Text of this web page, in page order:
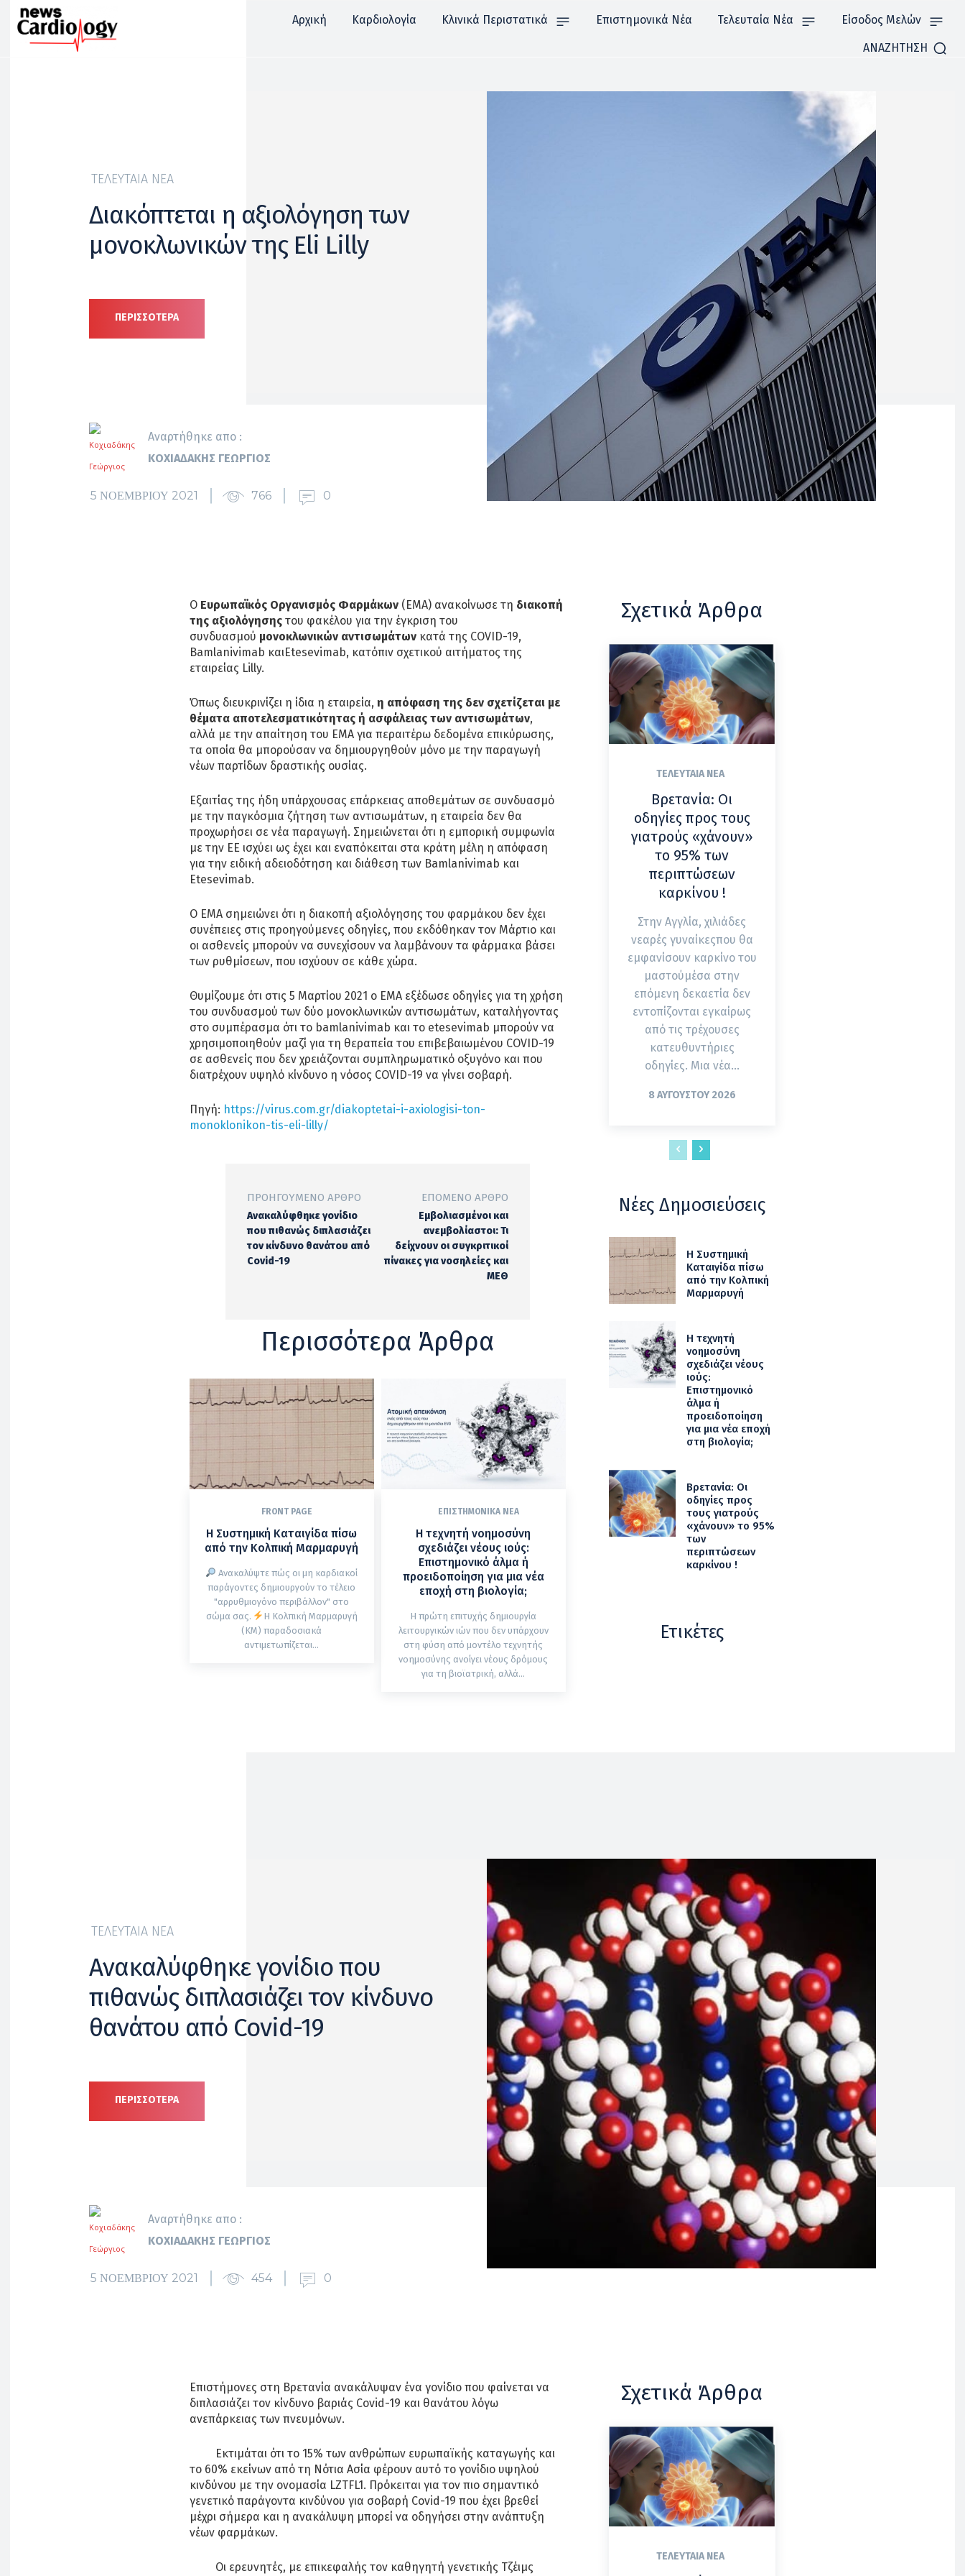
Αρχική Καρδιολογία Κλινικά Περιστατικά Επιστημονικά Νέα Τελευταία Νέα Είσοδος Μελών
ΑΝΑΖΗΤΗΣΗ
ΤΕΛΕΥΤΑΊΑ ΝΈΑ
Διακόπτεται η αξιολόγηση των
μονοκλωνικών της Eli Lilly
ΠΕΡΙΣΣΟΤΕΡΑ
Αναρτήθηκε απο :
ΚΟΧΙΑΔΆΚΗΣ ΓΕΏΡΓΙΟΣ
5 ΝΟΕΜΒΡΊΟΥ 2021 766 0
Ο Ευρωπαϊκός Οργανισμός Φαρμάκων (ΕΜΑ) ανακοίνωσε τη διακοπή
της αξιολόγησης του φακέλου για την έγκριση του
συνδυασμού μονοκλωνικών αντισωμάτων κατά της COVID-19,
Bamlanivimab καιEtesevimab, κατόπιν σχετικού αιτήματος της
εταιρείας Lilly.
Όπως διευκρινίζει η ίδια η εταιρεία, η απόφαση της δεν σχετίζεται με
θέματα αποτελεσματικότητας ή ασφάλειας των αντισωμάτων,
αλλά με την απαίτηση του ΕΜΑ για περαιτέρω δεδομένα επικύρωσης,
τα οποία θα μπορούσαν να δημιουργηθούν μόνο με την παραγωγή
νέων παρτίδων δραστικής ουσίας.
Εξαιτίας της ήδη υπάρχουσας επάρκειας αποθεμάτων σε συνδυασμό
με την παγκόσμια ζήτηση των αντισωμάτων, η εταιρεία δεν θα
προχωρήσει σε νέα παραγωγή. Σημειώνεται ότι η εμπορική συμφωνία
με την ΕΕ ισχύει ως έχει και εναπόκειται στα κράτη μέλη η απόφαση
για την ειδική αδειοδότηση και διάθεση των Bamlanivimab και
Etesevimab.
Ο ΕΜΑ σημειώνει ότι η διακοπή αξιολόγησης του φαρμάκου δεν έχει
συνέπειες στις προηγούμενες οδηγίες, που εκδόθηκαν τον Μάρτιο και
οι ασθενείς μπορούν να συνεχίσουν να λαμβάνουν τα φάρμακα βάσει
των ρυθμίσεων, που ισχύουν σε κάθε χώρα.
Θυμίζουμε ότι στις 5 Μαρτίου 2021 ο ΕΜΑ εξέδωσε οδηγίες για τη χρήση
του συνδυασμού των δύο μονοκλωνικών αντισωμάτων, καταλήγοντας
στο συμπέρασμα ότι το bamlanivimab και το etesevimab μπορούν να
χρησιμοποιηθούν μαζί για τη θεραπεία του επιβεβαιωμένου COVID-19
σε ασθενείς που δεν χρειάζονται συμπληρωματικό οξυγόνο και που
διατρέχουν υψηλό κίνδυνο η νόσος COVID-19 να γίνει σοβαρή.
Πηγή: https://virus.com.gr/diakoptetai-i-axiologisi-ton-
monoklonikon-tis-eli-lilly/
ΠΡΟΗΓΟΎΜΕΝΟ ΆΡΘΡΟ
Ανακαλύφθηκε γονίδιο
που πιθανώς διπλασιάζει
τον κίνδυνο θανάτου από
Covid-19
ΕΠΌΜΕΝΟ ΆΡΘΡΟ
Εμβολιασμένοι και
ανεμβολίαστοι: Τι
δείχνουν οι συγκριτικοί
πίνακες για νοσηλείες και
ΜΕΘ
Περισσότερα Άρθρα
FRONT PAGE
Η Συστημική Καταιγίδα πίσω
από την Κολπική Μαρμαρυγή
Ανακαλύψτε πώς οι μη καρδιακοί
παράγοντες δημιουργούν το τέλειο
"αρρυθμιογόνο περιβάλλον" στο
σώμα σας.
Η Κολπική Μαρμαρυγή
(ΚΜ) παραδοσιακά
αντιμετωπίζεται...
ΕΠΙΣΤΗΜΟΝΙΚΆ ΝΈΑ
Η τεχνητή νοημοσύνη
σχεδιάζει νέους ιούς:
Επιστημονικό άλμα ή
προειδοποίηση για μια νέα
εποχή στη βιολογία;
Η πρώτη επιτυχής δημιουργία
λειτουργικών ιών που δεν υπάρχουν
στη φύση από μοντέλο τεχνητής
νοημοσύνης ανοίγει νέους δρόμους
για τη βιοϊατρική, αλλά...
Σχετικά Άρθρα
ΤΕΛΕΥΤΑΊΑ ΝΈΑ
Βρετανία: Οι
οδηγίες προς τους
γιατρούς «χάνουν»
το 95% των
περιπτώσεων
καρκίνου !
Στην Αγγλία, χιλιάδες
νεαρές γυναίκεςπου θα
εμφανίσουν καρκίνο του
μαστούμέσα στην
επόμενη δεκαετία δεν
εντοπίζονται εγκαίρως
από τις τρέχουσες
κατευθυντήριες
οδηγίες. Μια νέα...
8 ΑΥΓΟΎΣΤΟΥ 2026
Νέες Δημοσιεύσεις
Η Συστημική
Καταιγίδα πίσω
από την Κολπική
Μαρμαρυγή
Η τεχνητή
νοημοσύνη
σχεδιάζει νέους
ιούς:
Επιστημονικό
άλμα ή
προειδοποίηση
για μια νέα εποχή
στη βιολογία;
Βρετανία: Οι
οδηγίες προς
τους γιατρούς
«χάνουν» το 95%
των
περιπτώσεων
καρκίνου !
Ετικέτες